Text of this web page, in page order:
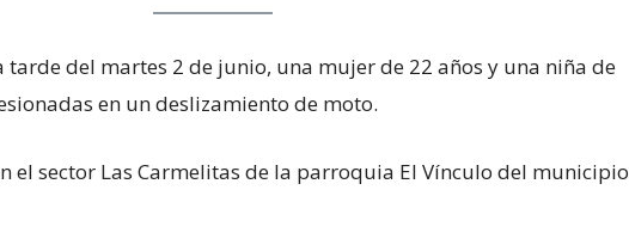
tarde del martes 2 de junio, una mujer de 22 años y una niña de
en un deslizamiento de moto.
el sector Las Carmelitas de la parroquia El Vínculo del municipio